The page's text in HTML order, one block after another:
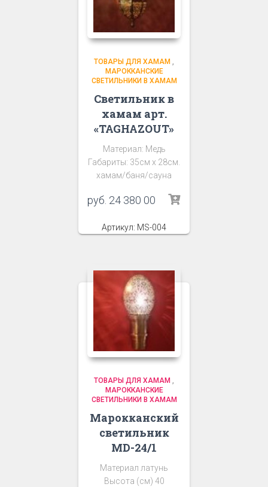
ТОВАРЫ ДЛЯ ХАМАМ ,
МАРОККАНСКИЕ
СВЕТИЛЬНИКИ В ХАМАМ
Светильник в
хамам арт.
«TAGHAZOUT»
Материал: Медь
Габариты: 35см х 28см.
хамам/баня/сауна
руб. 24 380 00
Артикул: MS-004
ТОВАРЫ ДЛЯ ХАМАМ ,
МАРОККАНСКИЕ
СВЕТИЛЬНИКИ В ХАМАМ
Марокканский
светильник
MD-24/1
Материал латунь
Высота (см) 40